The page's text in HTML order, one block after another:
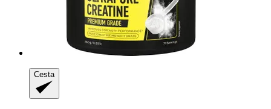
Cesta